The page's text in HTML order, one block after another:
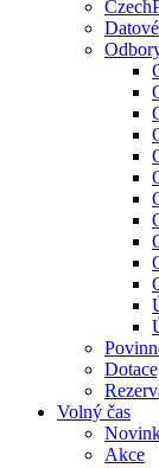
Volný čas
Akce